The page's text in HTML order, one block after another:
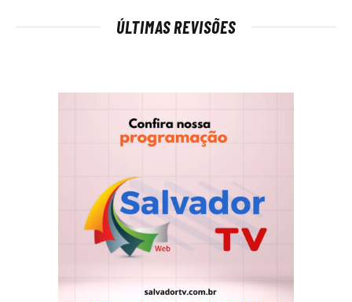
ÚLTIMAS REVISÕES